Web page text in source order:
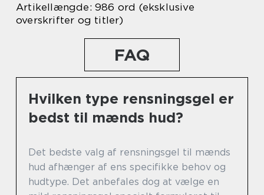
Artikellængde: 986 ord (eksklusive
overskrifter og titler)
FAQ
Hvilken type rensningsgel er
bedst til mænds hud?
Det bedste valg af rensningsgel til mænds
hud afhænger af ens specifikke behov og
hudtype. Det anbefales dog at vælge en